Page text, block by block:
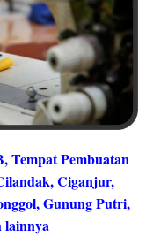
Tempat Pembuatan
Ciganjur,
Gunung Putri,
lainnya